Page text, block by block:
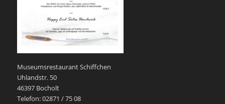
Museumsrestaurant Schiffchen
Uhlandstr. 50
46397 Bocholt
Telefon: 02871 / 75 08